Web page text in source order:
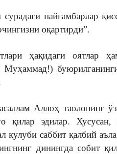
пайғамбарлар
оқартирди”.
ҳақидаги оятлар
Муҳаммад!)
Аллоҳ таолонинг
эдилар. Хусусан,
қулуби саббит қалбий
динингда собит